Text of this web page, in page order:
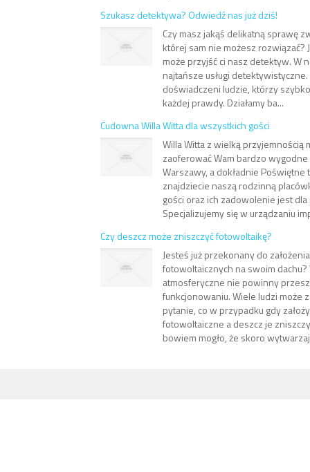
Szukasz detektywa? Odwiedź nas już dziś!
Czy masz jakąś delikatną sprawę
której sam nie możesz rozwiązać?
może przyjść ci nasz detektyw. W
najtańsze usługi
doświadczeni ludzie, którzy
każdej prawdy. Działamy ba...
Cudowna Willa Witta dla wszystkich gości
Willa Witta z wielką przyjemnością
zaoferować Wam bardzo
Warszawy, a dokładnie Poświętne
znajdziecie naszą rodzinną
gości oraz ich zadowolenie jest
Specjalizujemy się w urządzaniu
Czy deszcz może zniszczyć fotowoltaikę?
Jesteś już przekonany do
fotowoltaicznych na swoim dachu?
atmosferyczne nie powinny
funkcjonowaniu. Wiele ludzi może
pytanie, co w przypadku gdy
fotowoltaiczne a deszcz je
bowiem mogło, że skoro